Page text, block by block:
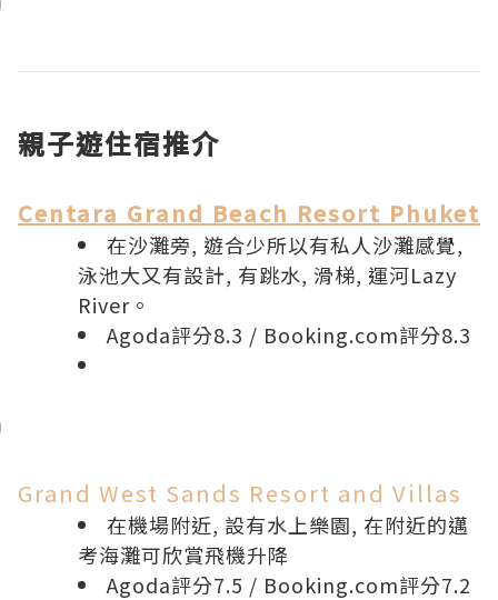
親子遊住宿推介
Centara Grand Beach Resort Phuket
在沙灘旁, 遊合少所以有私人沙灘感覺,
泳池大又有設計, 有跳水, 滑梯, 運河Lazy
River。
Agoda評分8.3 / Booking.com評分8.3
Grand West Sands Resort and Villas
在機場附近, 設有水上樂園, 在附近的邁
考海灘可欣賞飛機升降
Agoda評分7.5 / Booking.com評分7.2